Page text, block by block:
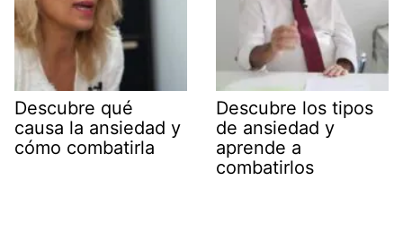
Descubre qué
causa la ansiedad y
cómo combatirla
Descubre los tipos
de ansiedad y
aprende a
combatirlos